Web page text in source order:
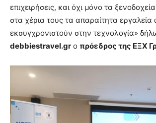
επιχειρήσεις, και όχι μόνο τα
στα χέρια τους τα απαραίτητα εργαλεία
εκσυγχρονιστούν στην τεχνολογία»
debbiestravel.gr ο πρόεδρος της ΕΞΧ